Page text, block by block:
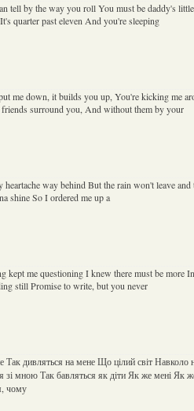
tell by the way you roll You must be daddy's little
quarter past eleven And you're sleeping
me down, it builds you up, You're kicking me
surround you, And without them by your
way behind But the rain won't leave and
shine So I ordered me up a
kept me questioning I knew there must be more
still Promise to write, but you never
Так дивляться на мене Що цілий світ Навколо
зі мною Так бавляться як діти Як же мені Як
чому